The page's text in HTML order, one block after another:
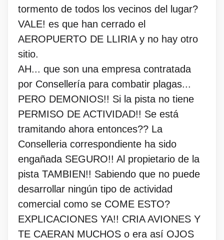
tormento de todos los vecinos del lugar?
VALE! es que han cerrado el
AEROPUERTO DE LLIRIA y no hay otro
sitio.
AH... que son una empresa contratada
por Consellería para combatir plagas...
PERO DEMONIOS!! Si la pista no tiene
PERMISO DE ACTIVIDAD!! Se está
tramitando ahora entonces?? La
Conselleria correspondiente ha sido
engañada SEGURO!! Al propietario de la
pista TAMBIEN!! Sabiendo que no puede
desarrollar ningún tipo de actividad
comercial como se COME ESTO?
EXPLICACIONES YA!! CRIA AVIONES Y
TE CAERAN MUCHOS o era así OJOS